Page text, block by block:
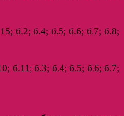
б.2; б.4; б.5; б.6; б.7; б.8;
б.11; б.3; б.4; б.5; б.6; б.7;